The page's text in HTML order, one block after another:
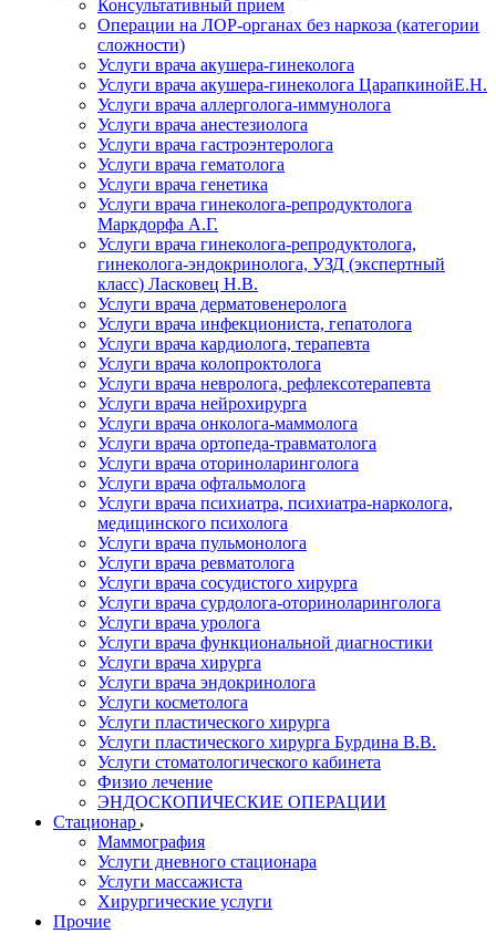
Консультативный прием
Операции на ЛОР-органах без наркоза (категории
сложности)
Услуги врача акушера-гинеколога
Услуги врача акушера-гинеколога ЦарапкинойЕ.Н.
Услуги врача аллерголога-иммунолога
Услуги врача анестезиолога
Услуги врача гастроэнтеролога
Услуги врача гематолога
Услуги врача генетика
Услуги врача гинеколога-репродуктолога
Маркдорфа А.Г.
Услуги врача гинеколога-репродуктолога,
гинеколога-эндокринолога, УЗД (экспертный
класс) Ласковец Н.В.
Услуги врача дерматовенеролога
Услуги врача инфекциониста, гепатолога
Услуги врача кардиолога, терапевта
Услуги врача колопроктолога
Услуги врача невролога, рефлексотерапевта
Услуги врача нейрохирурга
Услуги врача онколога-маммолога
Услуги врача ортопеда-травматолога
Услуги врача оториноларинголога
Услуги врача офтальмолога
Услуги врача психиатра, психиатра-нарколога,
медицинского психолога
Услуги врача пульмонолога
Услуги врача ревматолога
Услуги врача сосудистого хирурга
Услуги врача сурдолога-оториноларинголога
Услуги врача уролога
Услуги врача функциональной диагностики
Услуги врача хирурга
Услуги врача эндокринолога
Услуги косметолога
Услуги пластического хирурга
Услуги пластического хирурга Бурдина В.В.
Услуги стоматологического кабинета
Физио лечение
ЭНДОСКОПИЧЕСКИЕ ОПЕРАЦИИ
Стационар
Маммография
Услуги дневного стационара
Услуги массажиста
Хирургические услуги
Прочие